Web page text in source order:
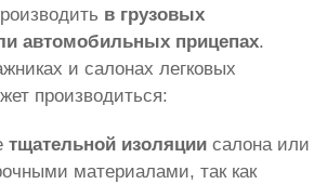
в грузовых
автомобильных прицепах.
и салонах легковых
производиться:
тщательной изоляции салона или
материалами, так как